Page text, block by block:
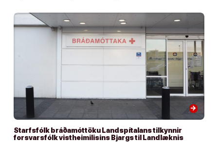
arrow_forward
Starfsfólk bráðamóttöku Landspítalans tilkynnir
forsvarsfólk vistheimilisins Bjargs til Landlæknis